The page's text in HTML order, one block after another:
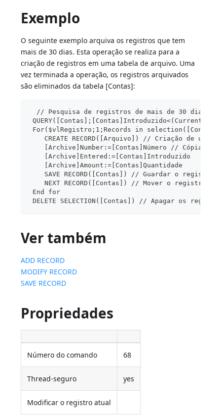
Exemplo
O seguinte exemplo arquiva os registros que tem
mais de 30 dias. Esta operação se realiza para a
criação de registros em uma tabela de arquivo. Uma
vez terminada a operação, os registros arquivados
são eliminados da tabela [Contas]:
// Pesquisa de registros de mais de 30 dias
QUERY([Contas];[Contas]Introduzido<(Current
For($vlRegistro;1;Records in
CREATE RECORD([Arquivo]) // Criação de um
[Archive]Number:=[Contas]Número // Cópia dos
[Archive]Entered:=[Contas]Introduzido
[Archive]Amount:=[Contas]Quantidade
SAVE RECORD([Contas]) // Guardar o registro
NEXT RECORD([Contas]) // Mover o registro
End for
DELETE SELECTION([Contas]) // Apagar os
Ver também
ADD RECORD
MODIFY RECORD
SAVE RECORD
Propriedades
Número do comando 68
Thread-seguro yes
Modificar o registro atual